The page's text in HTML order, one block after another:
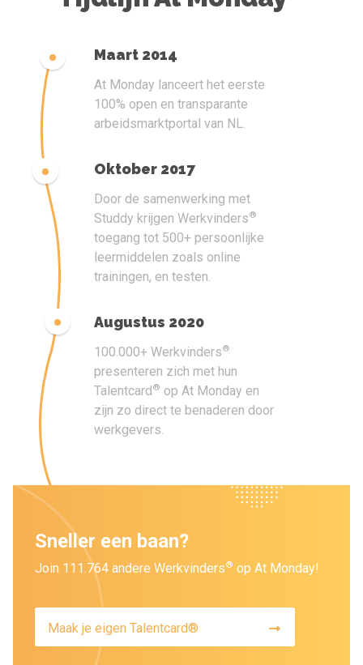
Maart 2014
At Monday lanceert het eerste
100% open en transparante
arbeidsmarktportal van NL.
Oktober 2017
Door de samenwerking met
Studdy krijgen Werkvinders®
toegang tot 500+ persoonlijke
leermiddelen zoals online
trainingen, en testen.
Augustus 2020
100.000+ Werkvinders®
presenteren zich met hun
Talentcard® op At Monday en
zijn zo direct te benaderen door
werkgevers.
Sneller een baan?
Join 111.764 andere Werkvinders® op At Monday!
Maak je eigen Talentcard®